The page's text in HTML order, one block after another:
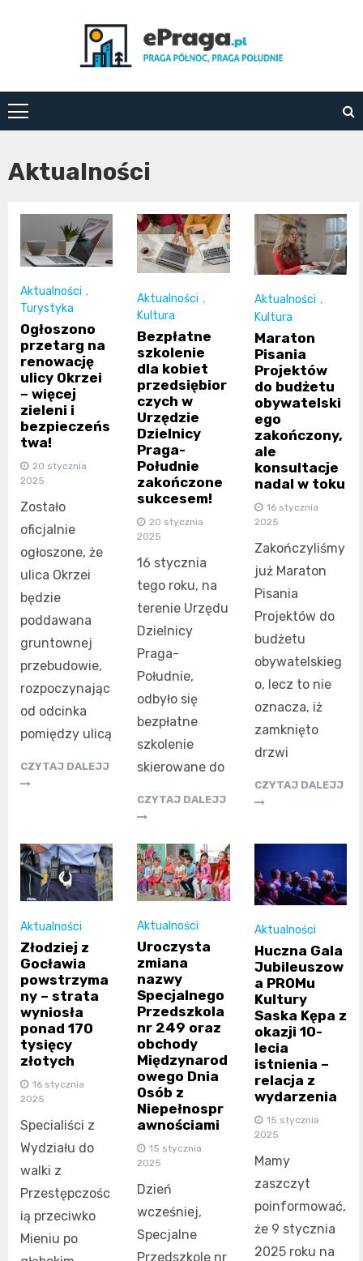
ePraga.pl
Aktualności
Aktualności ,
Turystyka
Ogłoszono
przetarg na
renowację
ulicy Okrzei
– więcej
zieleni i
bezpieczeńs
twa!
20 stycznia
2025
Zostało
oficjalnie
ogłoszone, że
ulica Okrzei
będzie
poddawana
gruntownej
przebudowie,
rozpoczynając
od odcinka
pomiędzy ulicą
CZYTAJ DALEJJ
Aktualności ,
Kultura
Bezpłatne
szkolenie
dla kobiet
przedsiębior
czych w
Urzędzie
Dzielnicy
Praga-
Południe
zakończone
sukcesem!
20 stycznia
2025
16 stycznia
tego roku, na
terenie Urzędu
Dzielnicy
Praga-
Południe,
odbyło się
bezpłatne
szkolenie
skierowane do
CZYTAJ DALEJJ
Aktualności ,
Kultura
Maraton
Pisania
Projektów
do budżetu
obywatelski
ego
zakończony,
ale
konsultacje
nadal w toku
16 stycznia
2025
Zakończyliśmy
już Maraton
Pisania
Projektów do
budżetu
obywatelskieg
o, lecz to nie
oznacza, iż
zamknięto
drzwi
CZYTAJ DALEJJ
Aktualności
Złodziej z
Gocławia
powstrzyma
ny – strata
wyniosła
ponad 170
tysięcy
złotych
16 stycznia
2025
Specialiści z
Wydziału do
walki z
Przestępczośc
ią przeciwko
Mieniu po
Aktualności
Uroczysta
zmiana
nazwy
Specjalnego
Przedszkola
nr 249 oraz
obchody
Międzynarod
owego Dnia
Osób z
Niepełnospr
awnościami
15 stycznia
2025
Dzień
wcześniej,
Specjalne
Przedszkole nr
Aktualności
Huczna Gala
Jubileuszow
a PROMu
Kultury
Saska Kępa z
okazji 10-
lecia
istnienia –
relacja z
wydarzenia
15 stycznia
2025
Mamy
zaszczyt
poinformować,
że 9 stycznia
2025 roku na